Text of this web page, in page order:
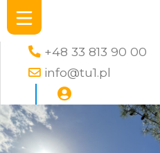
+48 33 813 90 00
info@tu1.pl